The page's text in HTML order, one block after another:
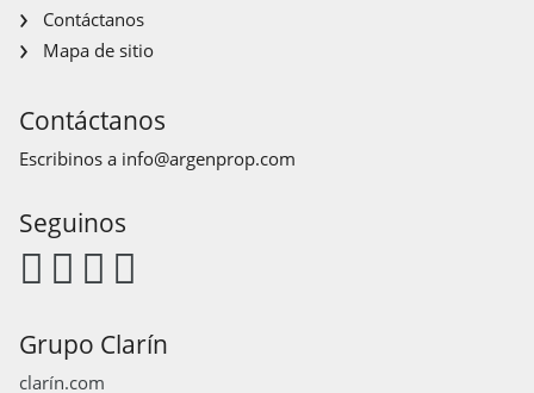
Contáctanos
Mapa de sitio
Contáctanos
Escribinos a info@argenprop.com
Seguinos
Grupo Clarín
clarín.com